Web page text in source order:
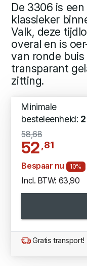
De 3306 is
klassieker
Valk, deze
overal en is
van ronde
transparant
zitting.
Minimale
besteleenheid: 2
58,68
52,81
Bespaar nu 10%
Incl. BTW: 63,90
Gratis transport!